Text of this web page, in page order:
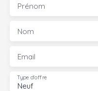
Prénom
Nom
Email
Neuf
Type d'offre